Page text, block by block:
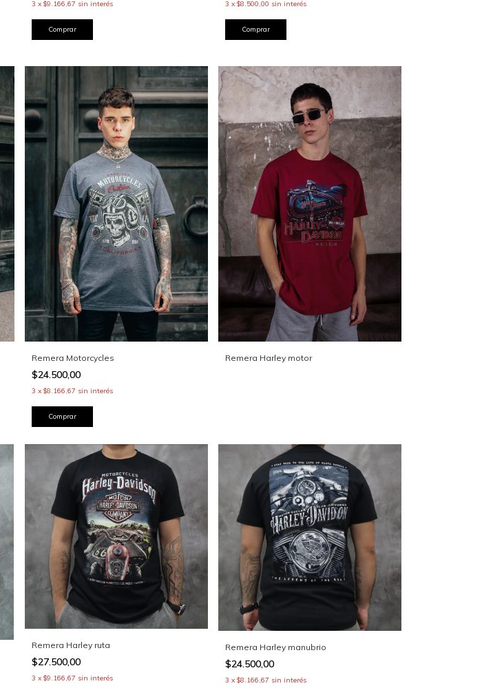
3 x $9.166,67 sin interés
Comprar
3 x $8.500,00 sin interés
Comprar
Remera Motorcycles
$24.500,00
3 x $8.166,67 sin interés
Comprar
Remera Harley motor
Remera Harley ruta
$27.500,00
3 x $9.166,67 sin interés
Remera Harley manubrio
$24.500,00
3 x $8.166,67 sin interés